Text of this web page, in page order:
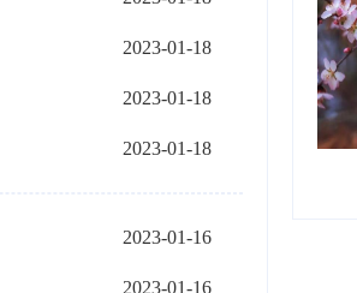
2023-01-18
2023-01-18
2023-01-18
2023-01-16
2023-01-16